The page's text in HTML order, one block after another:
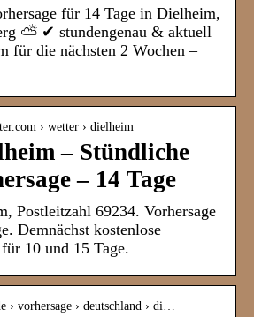
für 14 Tage in Dielheim,
⛅ ✔ stundengenau & aktuell
für die nächsten 2 Wochen –
› wetter › dielheim
– Stündliche
– 14 Tage
Postleitzahl 69234. Vorhersage
Demnächst kostenlose
10 und 15 Tage.
› vorhersage › deutschland › di…